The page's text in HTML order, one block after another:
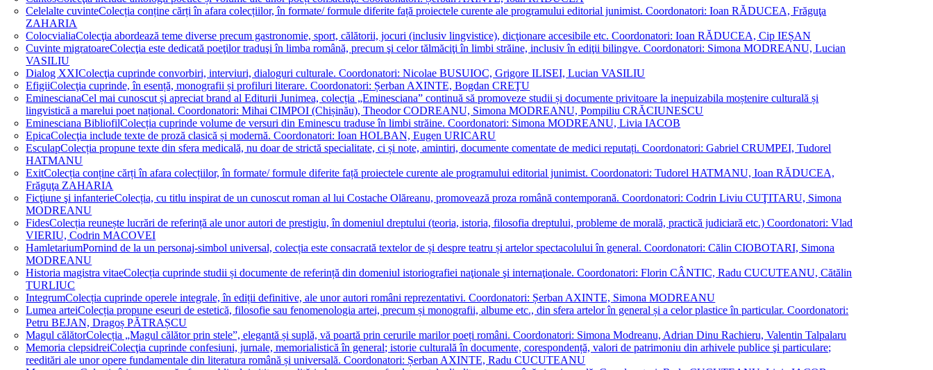
Celelalte cuvinteColecția conține cărți în afara colecțiilor, în formate/ formule diferite față proiectele curente ale programului editorial junimist. Coordonatori: Ioan RĂDUCEA, Frăguţa
ZAHARIA
ColocvialiaColecţia abordează teme diverse precum gastronomie, sport, călătorii, jocuri (inclusiv lingvistice), dicţionare accesibile etc. Coordonatori: Ioan RĂDUCEA, Cip IEȘAN
Cuvinte migratoareColecţia este dedicată poeţilor traduşi în limba română, precum şi celor tălmăciţi în limbi străine, inclusiv în ediţii bilingve. Coordonatori: Simona MODREANU, Lucian
VASILIU
Dialog XXIColecţia cuprinde convorbiri, interviuri, dialoguri culturale. Coordonatori: Nicolae BUSUIOC, Grigore ILISEI, Lucian VASILIU
EfigiiColecţia cuprinde, în esență, monografii și profiluri literare. Coordonatori: Șerban AXINTE, Bogdan CREŢU
EminescianaCel mai cunoscut și apreciat brand al Editurii Junimea, colecția „Eminesciana” continuă să promoveze studii și documente privitoare la inepuizabila moștenire culturală și
lingvistică a marelui poet național. Coordonatori: Mihai CIMPOI (Chișinău), Theodor CODREANU, Simona MODREANU, Pompiliu CRĂCIUNESCU
Eminesciana BibliofilColecția cuprinde volume de versuri din Eminescu traduse în limbi străine. Coordonatori: Simona MODREANU, Livia IACOB
EpicaColecţia include texte de proză clasică și modernă. Coordonatori: Ioan HOLBAN, Eugen URICARU
EsculapColecția propune texte din sfera medicală, nu doar de strictă specialitate, ci și note, amintiri, documente comentate de medici reputați. Coordonatori: Gabriel CRUMPEI, Tudorel
HATMANU
ExitColecția conține cărți în afara colecțiilor, în formate/ formule diferite față proiectele curente ale programului editorial junimist. Coordonatori: Tudorel HATMANU, Ioan RĂDUCEA,
Frăguţa ZAHARIA
Ficţiune şi infanterieColecția, cu titlu inspirat de un cunoscut roman al lui Costache Olăreanu, promovează proza română contemporană. Coordonatori: Codrin Liviu CUŢITARU, Simona
MODREANU
FidesColecția reunește lucrări de referință ale unor autori de prestigiu, în domeniul dreptului (teoria, istoria, filosofia dreptului, probleme de morală, practică judiciară etc.) Coordonatori: Vlad
VIERIU, Codrin MACOVEI
HamletariumPornind de la un personaj-simbol universal, colecția este consacrată textelor de și despre teatru și artelor spectacolului în general. Coordonatori: Călin CIOBOTARI, Simona
MODREANU
Historia magistra vitaeColecția cuprinde studii și documente de referință din domeniul istoriografiei naţionale şi internaţionale. Coordonatori: Florin CÂNTIC, Radu CUCUTEANU, Cătălin
TURLIUC
IntegrumColecția cuprinde operele integrale, în ediții definitive, ale unor autori români reprezentativi. Coordonatori: Șerban AXINTE, Simona MODREANU
Lumea arteiColecția propune eseuri de estetică, filosofie sau fenomenologia artei, precum și monografii, albume etc., din sfera artelor în general și a celor plastice în particular. Coordonatori:
Petru BEJAN, Dragoș PĂTRAȘCU
Magul călătorColecția „Magul călător prin stele”, elegantă și suplă, vă poartă prin cerurile marilor poeți români. Coordonatori: Simona Modreanu, Adrian Dinu Rachieru, Valentin Talpalaru
Memoria clepsidreiColecţia cuprinde confesiuni, jurnale, memorialistică în general; istorie culturală în documente, corespondență, valori de patrimoniu din arhivele publice şi particulare;
reeditări ale unor opere fundamentale din literatura română și universală. Coordonatori: Șerban AXINTE, Radu CUCUTEANU